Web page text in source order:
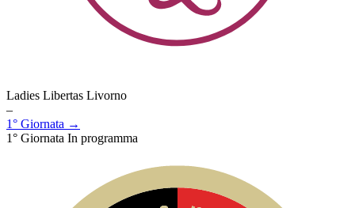
Ladies Libertas Livorno
–
1° Giornata →
1° Giornata In programma